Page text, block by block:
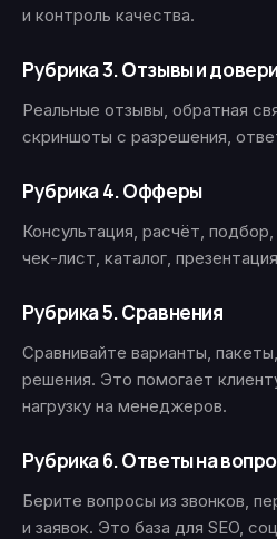
и контроль качества.
Рубрика 3. Отзывы и
Реальные отзывы, обратная
скриншоты с разрешения,
Рубрика 4. Офферы
Консультация, расчёт,
чек-лист, каталог,
Рубрика 5. Сравнения
Сравнивайте варианты,
решения. Это помогает
нагрузку на менеджеров.
Рубрика 6. Ответы на
Берите вопросы из звонков,
и заявок. Это база для SEO,